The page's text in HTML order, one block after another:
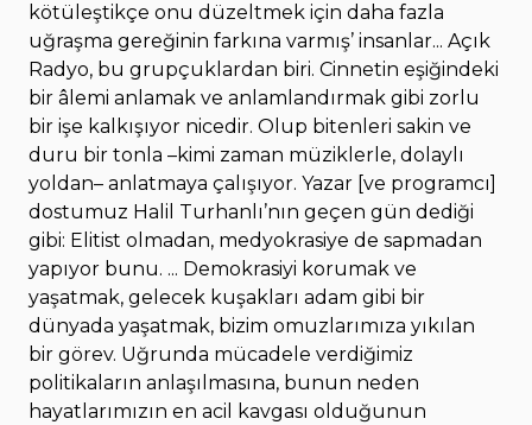
kötüleştikçe onu düzeltmek için daha fazla
uğraşma gereğinin farkına varmış’ insanlar... Açık
Radyo, bu grupçuklardan biri. Cinnetin eşiğindeki
bir âlemi anlamak ve anlamlandırmak gibi zorlu
bir işe kalkışıyor nicedir. Olup bitenleri sakin ve
duru bir tonla –kimi zaman müziklerle, dolaylı
yoldan– anlatmaya çalışıyor. Yazar [ve programcı]
dostumuz Halil Turhanlı’nın geçen gün dediği
gibi: Elitist olmadan, medyokrasiye de sapmadan
yapıyor bunu. ... Demokrasiyi korumak ve
yaşatmak, gelecek kuşakları adam gibi bir
dünyada yaşatmak, bizim omuzlarımıza yıkılan
bir görev. Uğrunda mücadele verdiğimiz
politikaların anlaşılmasına, bunun neden
hayatlarımızın en acil kavgası olduğunun